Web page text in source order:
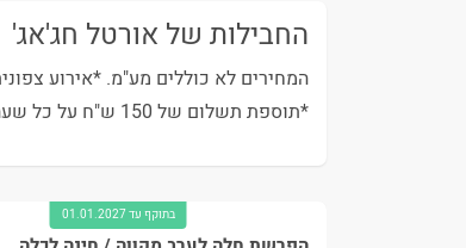
החבילות של אורטל חג'אג'
*תוספת תשלום של 150 ש"ח על כל שעה נוספת באירוע או חלק ממנה . * תוספת דיג'י- 150 ש"ח בלבד!
בתוקף עד 01.01.2027